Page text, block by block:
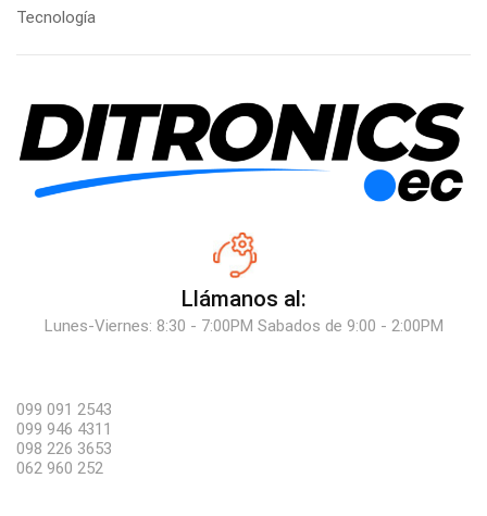
Tecnología
Llámanos al:
Lunes-Viernes: 8:30 - 7:00PM Sabados de 9:00 - 2:00PM
099 091 2543
099 946 4311
098 226 3653
062 960 252